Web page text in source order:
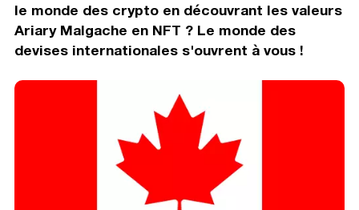
le monde des crypto en découvrant les valeurs
Ariary Malgache en NFT ? Le monde des
devises internationales s'ouvrent à vous !